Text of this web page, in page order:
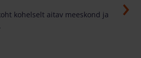
kohelselt aitav meeskond ja
Tore